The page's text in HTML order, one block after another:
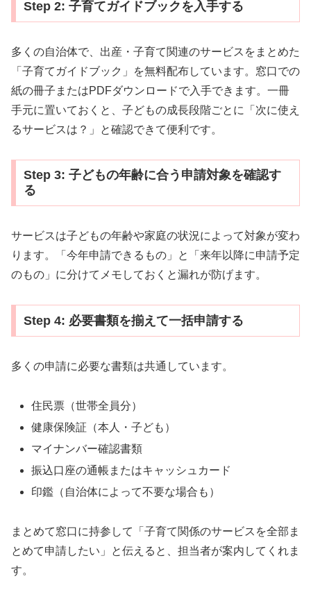
Step 2: 子育てガイドブックを入手する
多くの自治体で、出産・子育て関連のサービスをまとめた
「子育てガイドブック」を無料配布しています。窓口での
紙の冊子またはPDFダウンロードで入手できます。一冊
手元に置いておくと、子どもの成長段階ごとに「次に使え
るサービスは？」と確認できて便利です。
Step 3: 子どもの年齢に合う申請対象を確認す
る
サービスは子どもの年齢や家庭の状況によって対象が変わ
ります。「今年申請できるもの」と「来年以降に申請予定
のもの」に分けてメモしておくと漏れが防げます。
Step 4: 必要書類を揃えて一括申請する
多くの申請に必要な書類は共通しています。
住民票（世帯全員分）
健康保険証（本人・子ども）
マイナンバー確認書類
振込口座の通帳またはキャッシュカード
印鑑（自治体によって不要な場合も）
まとめて窓口に持参して「子育て関係のサービスを全部ま
とめて申請したい」と伝えると、担当者が案内してくれま
す。